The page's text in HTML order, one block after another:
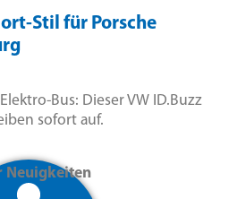
Stil für Porsche
Bus: Dieser VW ID.Buzz
sofort auf.
Neuigkeiten